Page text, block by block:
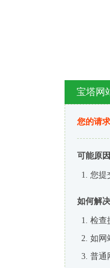
宝塔网
您的请
可能原
您提
如何解
检查
如网
普通